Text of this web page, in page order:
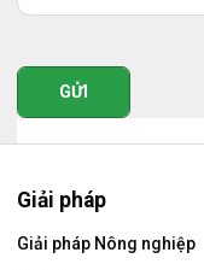
GỬI
Giải pháp
Giải pháp Nông nghiệp